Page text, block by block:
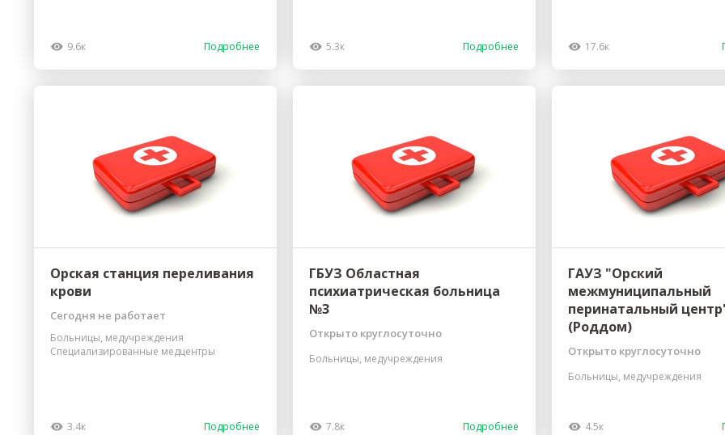
9.6к Подробнее 5.3к Подробнее 17.6к
Орская станция переливания
крови
Сегодня не работает
Больницы, медучреждения
Специализированные медцентры
3.4к Подробнее
ГБУЗ Областная
психиатрическая больница
№3
Открыто круглосуточно
Больницы, медучреждения
7.8к Подробнее
ГАУЗ "Орский
межмуниципальный
перинатальный
(Роддом)
Открыто круглосуточно
Больницы, медучреждения
4.5к